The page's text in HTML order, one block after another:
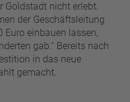
Goldstadt nicht erlebt.
der Geschäftsleitung
Euro einbauen lassen,
gab.“ Bereits nach
in das neue
gemacht.